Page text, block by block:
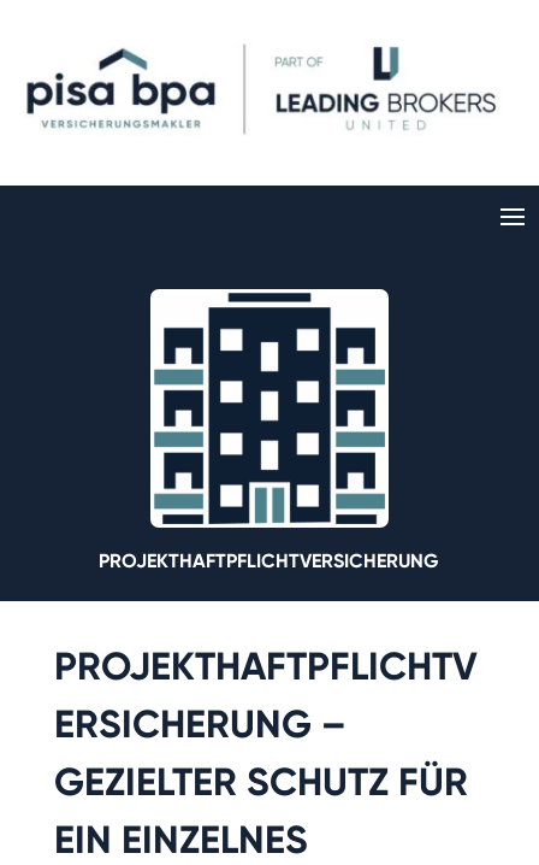
PROJEKTHAFTPFLICHTVERSICHERUNG
PROJEKTHAFTPFLICHTV
ERSICHERUNG –
GEZIELTER SCHUTZ FÜR
EIN EINZELNES